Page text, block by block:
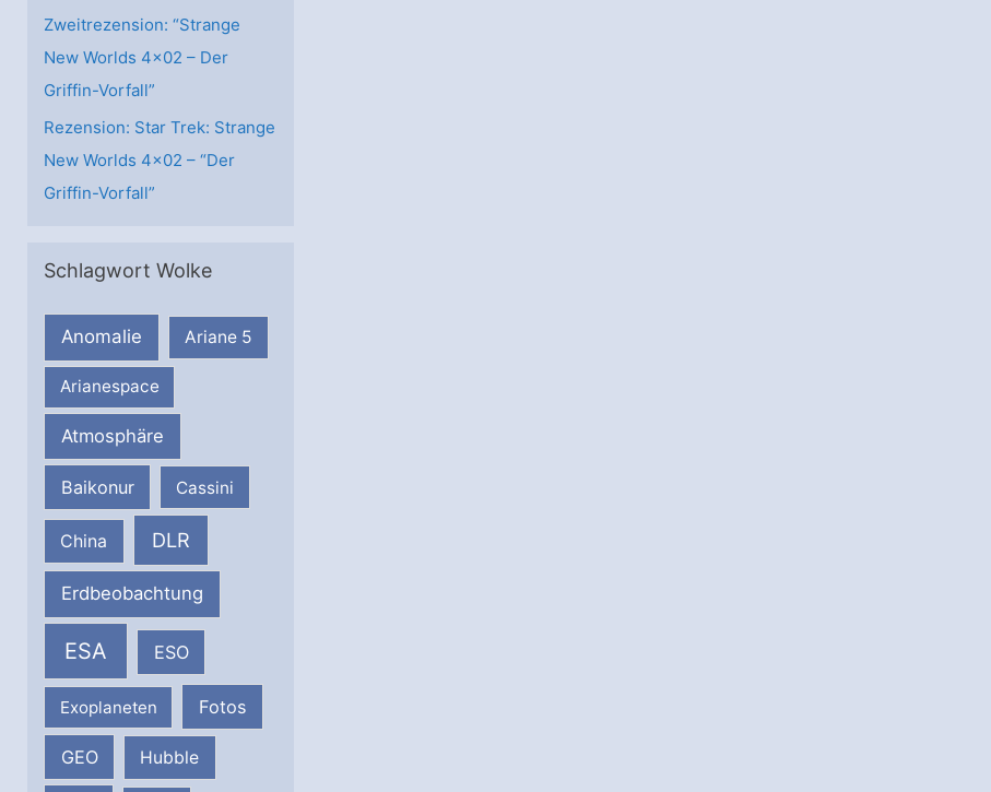
Zweitrezension: “Strange
New Worlds 4×02 – Der
Griffin-Vorfall”
Rezension: Star Trek: Strange
New Worlds 4×02 – “Der
Griffin-Vorfall”
Schlagwort Wolke
Anomalie Ariane 5
Arianespace
Atmosphäre
Baikonur Cassini
China DLR
Erdbeobachtung
ESA ESO
Exoplaneten Fotos
GEO Hubble